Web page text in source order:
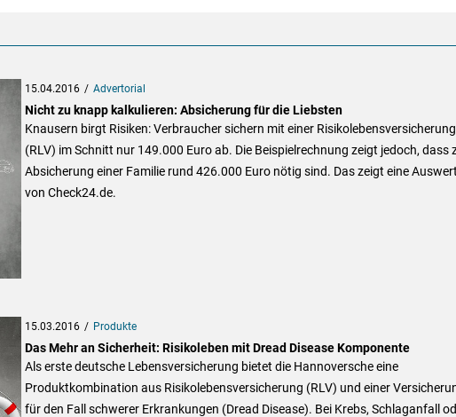
15.04.2016 Advertorial
Nicht zu knapp kalkulieren: Absicherung für die Liebsten
Knausern birgt Risiken: Verbraucher sichern mit einer Risikolebensversicherung
(RLV) im Schnitt nur 149.000 Euro ab. Die Beispielrechnung zeigt jedoch, dass
Absicherung einer Familie rund 426.000 Euro nötig sind. Das zeigt eine
von Check24.de.
15.03.2016 Produkte
Das Mehr an Sicherheit: Risikoleben mit Dread Disease Komponente
Als erste deutsche Lebensversicherung bietet die Hannoversche eine
Produktkombination aus Risikolebensversicherung (RLV) und einer
für den Fall schwerer Erkrankungen (Dread Disease). Bei Krebs, Schlaganfall